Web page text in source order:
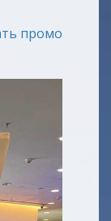
промо